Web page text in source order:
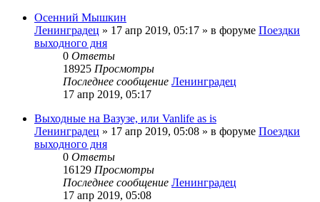
Осенний Мышкин
Ленинградец » 17 апр 2019, 05:17 » в форуме Поездки
выходного дня
0 Ответы
18925 Просмотры
Последнее сообщение Ленинградец
17 апр 2019, 05:17
Выходные на Вазузе, или Vanlife as is
Ленинградец » 17 апр 2019, 05:08 » в форуме Поездки
выходного дня
0 Ответы
16129 Просмотры
Последнее сообщение Ленинградец
17 апр 2019, 05:08